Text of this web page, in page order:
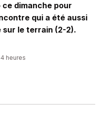
dimanche pour
qui a été aussi
le terrain (2-2).
heures